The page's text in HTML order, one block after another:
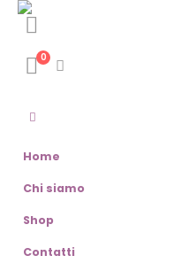
0
Home
Chi siamo
Shop
Contatti